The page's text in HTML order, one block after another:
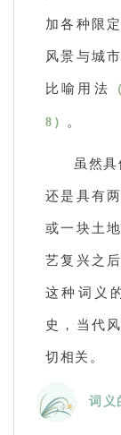
加各种限
风景与城
比喻用法
8） 。
虽然
还是具有
或一块土
艺复兴之
这种词义
史，当代
切相关。
词义